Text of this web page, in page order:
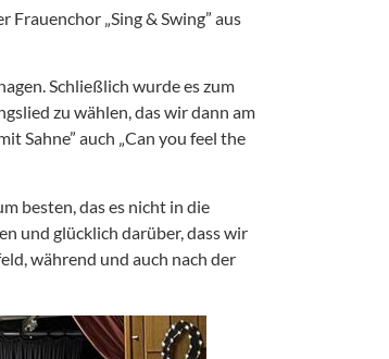
„Sing & Swing” aus
Schließlich wurde es zum
zu wählen, das wir dann am
Sahne” auch „Can you feel the
besten, das es nicht in die
und glücklich darüber, dass wir
während und auch nach der